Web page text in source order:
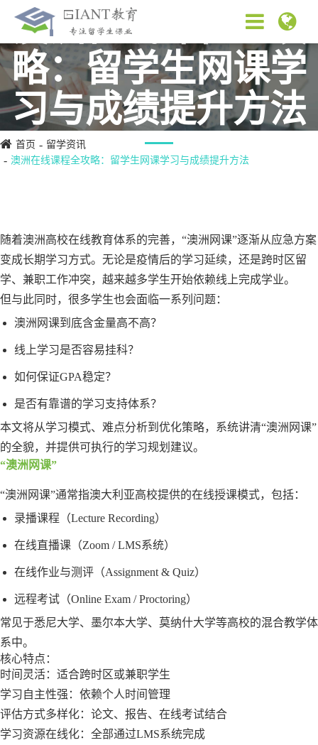
澳洲在线课程全攻
略：留学生网课学
习与成绩提升方法
首页
留学资讯
澳洲在线课程全攻略：留学生网课学习与成绩提升方法
随着澳洲高校在线教育体系的完善，“澳洲网课”逐渐从应急方案
变成长期学习方式。无论是疫情后的学习延续，还是跨时区留
学、兼职工作冲突，越来越多学生开始依赖线上完成学业。
但与此同时，很多学生也会面临一系列问题：
澳洲网课到底含金量高不高？
线上学习是否容易挂科？
如何保证GPA稳定？
是否有靠谱的学习支持体系？
本文将从学习模式、难点分析到优化策略，系统讲清“澳洲网课”
的全貌，并提供可执行的学习规划建议。
“澳洲网课”
“澳洲网课”通常指澳大利亚高校提供的在线授课模式，包括：
录播课程（Lecture Recording）
在线直播课（Zoom / LMS系统）
在线作业与测评（Assignment & Quiz）
远程考试（Online Exam / Proctoring）
常见于悉尼大学、墨尔本大学、莫纳什大学等高校的混合教学体
系中。
核心特点：
时间灵活：适合跨时区或兼职学生
学习自主性强：依赖个人时间管理
评估方式多样化：论文、报告、在线考试结合
学习资源在线化：全部通过LMS系统完成